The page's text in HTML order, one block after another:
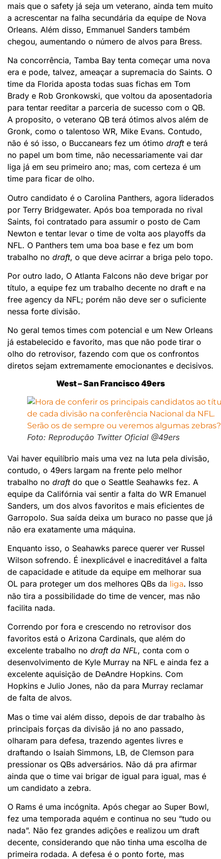
mais que o safety já seja um veterano, ainda tem muito
a acrescentar na falha secundária da equipe de Nova
Orleans. Além disso, Emmanuel Sanders também
chegou, aumentando o número de alvos para Bress.
Na concorrência, Tamba Bay tenta começar uma nova
era e pode, talvez, ameaçar a supremacia do Saints. O
time da Florida aposta todas suas fichas em Tom
Brady e Rob Gronkowski, que voltou da aposentadoria
para tentar reeditar a parceria de sucesso com o QB.
A proposito, o veterano QB terá ótimos alvos além de
Gronk, como o talentoso WR, Mike Evans. Contudo,
não é só isso, o Buccanears fez um ótimo drafte terá
no papel um bom time, não necessariamente vai dar
liga já em seu primeiro ano; mas, com certeza é um
time para ficar de olho.
Outro candidato é o Carolina Panthers, agora liderados
por Terry Bridgewater. Após boa temporada no rival
Saints, foi contratado para assumir o posto de Cam
Newton e tentar levar o time de volta aos playoffs da
NFL. O Panthers tem uma boa base e fez um bom
trabalho no draft, o que deve acirrar a briga pelo topo.
Por outro lado, O Atlanta Falcons não deve brigar por
título, a equipe fez um trabalho decente no draft e na
free agency da NFL; porém não deve ser o suficiente
nessa forte divisão.
No geral temos times com potencial e um New Orleans
já estabelecido e favorito, mas que não pode tirar o
olho do retrovisor, fazendo com que os confrontos
diretos sejam extremamente emocionantes e decisivos.
West – San Francisco 49ers
Foto: Reprodução Twitter Oficial @49ers
Vai haver equilíbrio mais uma vez na luta pela divisão,
contudo, o 49ers largam na frente pelo melhor
trabalho no draftdo que o Seattle Seahawks fez. A
equipe da Califórnia vai sentir a falta do WR Emanuel
Sanders, um dos alvos favoritos e mais eficientes de
Garropolo. Sua saída deixa um buraco no passe que já
não era exatamente uma máquina.
Enquanto isso, o Seahawks parece querer ver Russel
Wilson sofrendo. É inexplicável e inacreditável a falta
de capacidade e atitude da equipe em melhorar sua
OL para proteger um dos melhores QBs da liga. Isso
não tira a possibilidade do time de vencer, mas não
facilita nada.
Correndo por fora e crescendo no retrovisor dos
favoritos está o Arizona Cardinals, que além do
excelente trabalho no draft da NFL, conta com o
desenvolvimento de Kyle Murray na NFL e ainda fez a
excelente aquisição de DeAndre Hopkins. Com
Hopkins e Julio Jones, não da para Murray reclamar
de falta de alvos.
Mas o time vai além disso, depois de dar trabalho às
principais forças da divisão já no ano passado,
olharam para defesa, trazendo agentes livres e
draftando o Isaiah Simmons, LB, de Clemson para
pressionar os QBs adversários. Não dá pra afirmar
ainda que o time vai brigar de igual para igual, mas é
um candidato a zebra.
O Rams é uma incógnita. Após chegar ao Super Bowl,
fez uma temporada aquém e continua no seu “tudo ou
nada”. Não fez grandes adições e realizou um draft
decente, considerando que não tinha uma escolha de
primeira rodada. A defesa é o ponto forte, mas